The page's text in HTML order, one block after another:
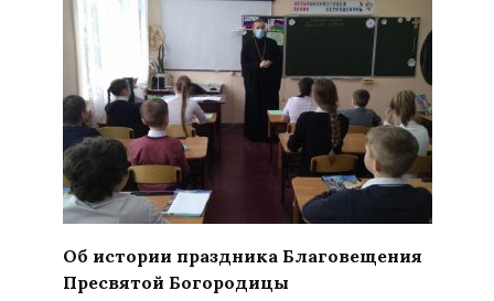
Об истории праздника Благовещения
Пресвятой Богородицы